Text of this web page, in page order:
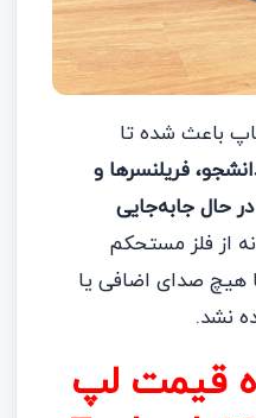
باعث شده تا
فریلنسرها و
حال جابه‌جایی
از فلز مستحکم
هیچ صدای اضافی یا
نشد.
قیمت لپ